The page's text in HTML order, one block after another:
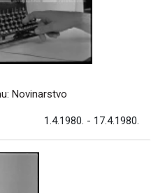
Novinarstvo
1.4.1980. - 17.4.1980.